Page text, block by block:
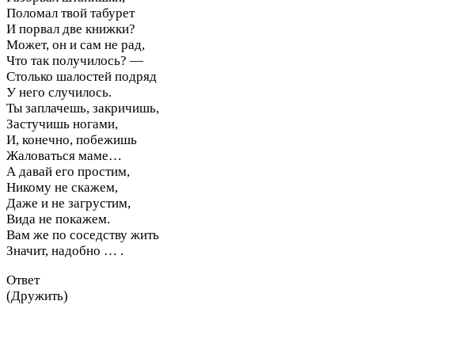
Поломал твой табурет
И порвал две книжки?
Может, он и сам не рад,
Что так получилось? —
Столько шалостей подряд
У него случилось.
Ты заплачешь, закричишь,
Застучишь ногами,
И, конечно, побежишь
Жаловаться маме…
А давай его простим,
Никому не скажем,
Даже и не загрустим,
Вида не покажем.
Вам же по соседству жить
Значит, надобно … .
Ответ
(Дружить)